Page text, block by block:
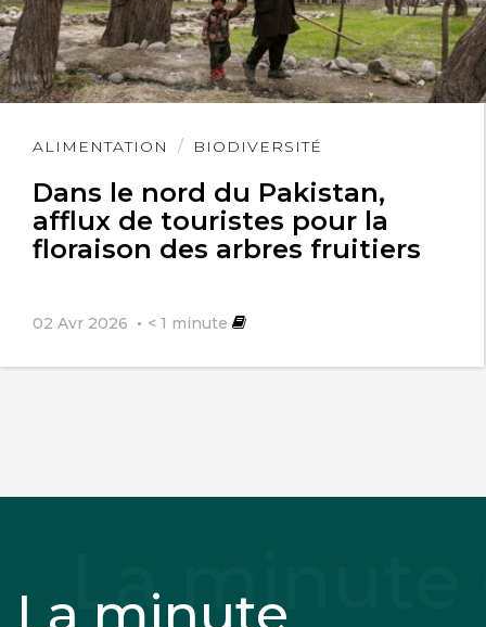
ALIMENTATION BIODIVERSITÉ
Dans le nord du Pakistan,
afflux de touristes pour la
floraison des arbres fruitiers
02 Avr 2026 < 1 minute
Lire
La minute